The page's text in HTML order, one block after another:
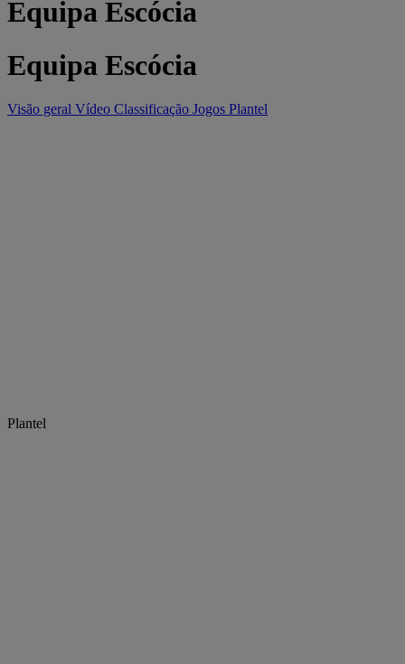
Equipa Escócia
Equipa Escócia
Visão geral Vídeo Classificação Jogos Plantel
Plantel